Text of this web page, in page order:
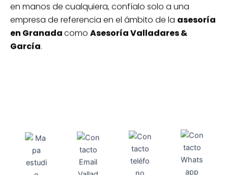
en manos de cualquiera, confíalo solo a una
empresa de referencia en el ámbito de la asesoría
en Granada como Asesoría Valladares &
García.